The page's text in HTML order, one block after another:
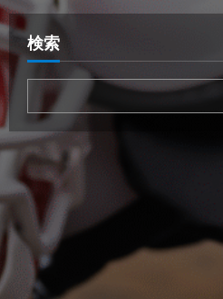
検索